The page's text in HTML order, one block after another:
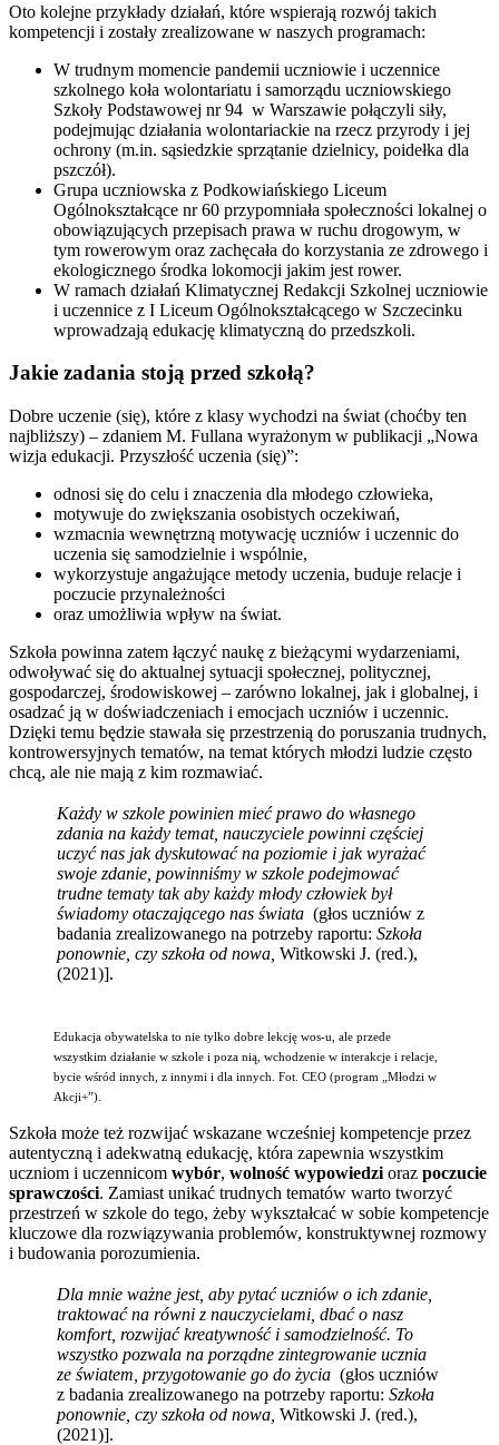
Oto kolejne przykłady działań, które wspierają rozwój takich
kompetencji i zostały zrealizowane w naszych programach:
W trudnym momencie pandemii uczniowie i uczennice
szkolnego koła wolontariatu i samorządu uczniowskiego
Szkoły Podstawowej nr 94 w Warszawie połączyli siły,
podejmując działania wolontariackie na rzecz przyrody i jej
ochrony (m.in. sąsiedzkie sprzątanie dzielnicy, poidełka dla
pszczół).
Grupa uczniowska z Podkowiańskiego Liceum
Ogólnokształcące nr 60 przypomniała społeczności lokalnej o
obowiązujących przepisach prawa w ruchu drogowym, w
tym rowerowym oraz zachęcała do korzystania ze zdrowego i
ekologicznego środka lokomocji jakim jest rower.
W ramach działań Klimatycznej Redakcji Szkolnej uczniowie
i uczennice z I Liceum Ogólnokształcącego w Szczecinku
wprowadzają edukację klimatyczną do przedszkoli.
Jakie zadania stoją przed szkołą?
Dobre uczenie (się), które z klasy wychodzi na świat (choćby ten
najbliższy) – zdaniem M. Fullana wyrażonym w publikacji „Nowa
wizja edukacji. Przyszłość uczenia (się)”:
odnosi się do celu i znaczenia dla młodego człowieka,
motywuje do zwiększania osobistych oczekiwań,
wzmacnia wewnętrzną motywację uczniów i uczennic do
uczenia się samodzielnie i wspólnie,
wykorzystuje angażujące metody uczenia, buduje relacje i
poczucie przynależności
oraz umożliwia wpływ na świat.
Szkoła powinna zatem łączyć naukę z bieżącymi wydarzeniami,
odwoływać się do aktualnej sytuacji społecznej, politycznej,
gospodarczej, środowiskowej – zarówno lokalnej, jak i globalnej, i
osadzać ją w doświadczeniach i emocjach uczniów i uczennic.
Dzięki temu będzie stawała się przestrzenią do poruszania trudnych,
kontrowersyjnych tematów, na temat których młodzi ludzie często
chcą, ale nie mają z kim rozmawiać.
Każdy w szkole powinien mieć prawo do własnego
zdania na każdy temat, nauczyciele powinni częściej
uczyć nas jak dyskutować na poziomie i jak wyrażać
swoje zdanie, powinniśmy w szkole podejmować
trudne tematy tak aby każdy młody człowiek był
świadomy otaczającego nas świata (głos uczniów z
badania zrealizowanego na potrzeby raportu: Szkoła
ponownie, czy szkoła od nowa, Witkowski J. (red.),
(2021)].
Edukacja obywatelska to nie tylko dobre lekcję wos-u, ale przede
wszystkim działanie w szkole i poza nią, wchodzenie w interakcje i relacje,
bycie wśród innych, z innymi i dla innych. Fot. CEO (program „Młodzi w
Akcji+”).
Szkoła może też rozwijać wskazane wcześniej kompetencje przez
autentyczną i adekwatną edukację, która zapewnia wszystkim
uczniom i uczennicom wybór, wolność wypowiedzi oraz poczucie
sprawczości. Zamiast unikać trudnych tematów warto tworzyć
przestrzeń w szkole do tego, żeby wykształcać w sobie kompetencje
kluczowe dla rozwiązywania problemów, konstruktywnej rozmowy
i budowania porozumienia.
Dla mnie ważne jest, aby pytać uczniów o ich zdanie,
traktować na równi z nauczycielami, dbać o nasz
komfort, rozwijać kreatywność i samodzielność. To
wszystko pozwala na porządne zintegrowanie ucznia
ze światem, przygotowanie go do życia (głos uczniów
z badania zrealizowanego na potrzeby raportu: Szkoła
ponownie, czy szkoła od nowa, Witkowski J. (red.),
(2021)].